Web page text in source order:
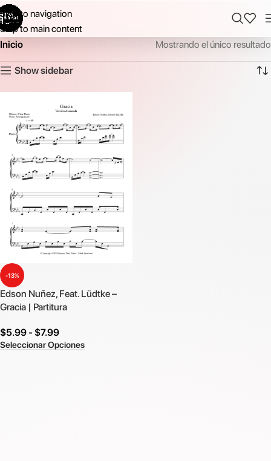
Skip to navigation
Skip to main content
Inicio
Mostrando el único resultado
Show sidebar
-13%
Edson Nuñez, Feat. Lüdtke –
Gracia | Partitura
$5.99 - $7.99
Seleccionar Opciones